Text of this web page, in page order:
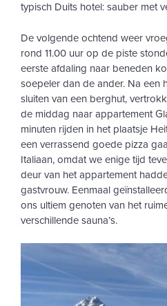
typisch Duits hotel: sauber met
De volgende ochtend weer
rond 11.00 uur op de piste
eerste afdaling naar beneden
soepeler dan de ander. Na een
sluiten van een berghut,
de middag naar appartement
minuten rijden in het plaatsje
een verrassend goede pizza
Italiaan, omdat we enige tijd
deur van het appartement
gastvrouw. Eenmaal
ons ultiem genoten van het
verschillende sauna’s.